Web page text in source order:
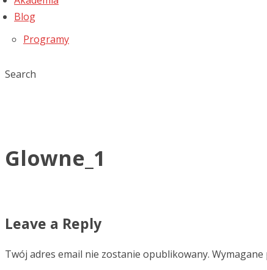
Blog
Programy
Search
Glowne_1
Leave a Reply
Twój adres email nie zostanie opublikowany. Wymagane